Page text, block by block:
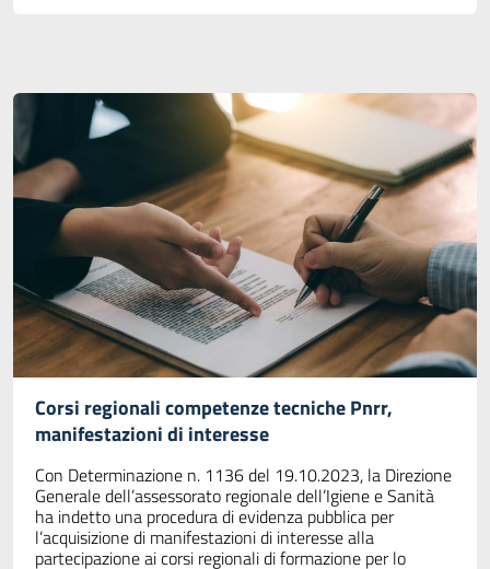
Corsi regionali competenze tecniche Pnrr,
manifestazioni di interesse
Con Determinazione n. 1136 del 19.10.2023, la Direzione
Generale dell’assessorato regionale dell’Igiene e Sanità
ha indetto una procedura di evidenza pubblica per
l’acquisizione di manifestazioni di interesse alla
partecipazione ai corsi regionali di formazione per lo